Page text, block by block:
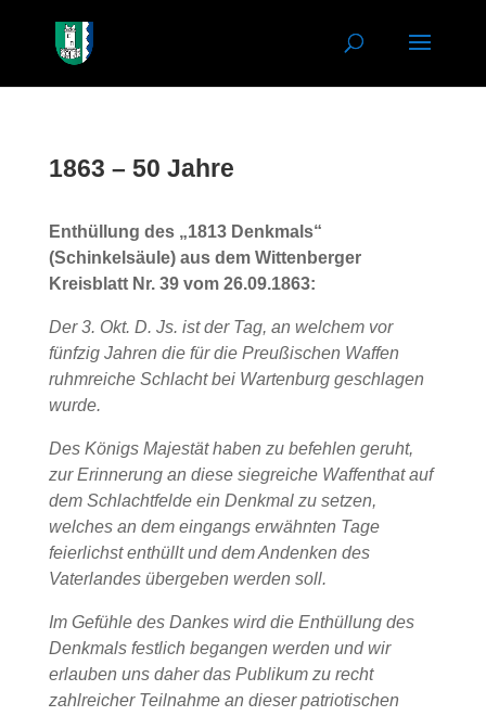
1863 – 50 Jahre
Enthüllung des „1813 Denkmals“
(Schinkelsäule) aus dem Wittenberger
Kreisblatt Nr. 39 vom 26.09.1863:
Der 3. Okt. D. Js. ist der Tag, an welchem vor
fünfzig Jahren die für die Preußischen Waffen
ruhmreiche Schlacht bei Wartenburg geschlagen
wurde.
Des Königs Majestät haben zu befehlen geruht,
zur Erinnerung an diese siegreiche Waffenthat auf
dem Schlachtfelde ein Denkmal zu setzen,
welches an dem eingangs erwähnten Tage
feierlichst enthüllt und dem Andenken des
Vaterlandes übergeben werden soll.
Im Gefühle des Dankes wird die Enthüllung des
Denkmals festlich begangen werden und wir
erlauben uns daher das Publikum zu recht
zahlreicher Teilnahme an dieser patriotischen